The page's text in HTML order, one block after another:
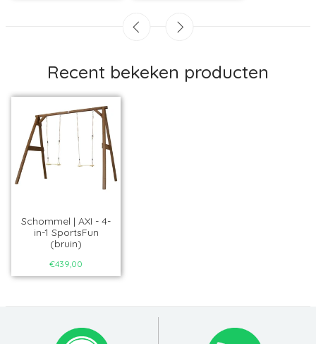
Recent bekeken producten
Schommel | AXI - 4-
in-1 SportsFun
(bruin)
€439,00